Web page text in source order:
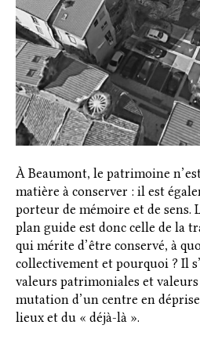
À Beaumont, le patrimoine
matière à conserver : il est
porteur de mémoire et de sens.
plan guide est donc celle de la
qui mérite d’être conservé, à
collectivement et pourquoi ? Il
valeurs patrimoniales et valeurs
mutation d’un centre en
lieux et du « déjà-là ».